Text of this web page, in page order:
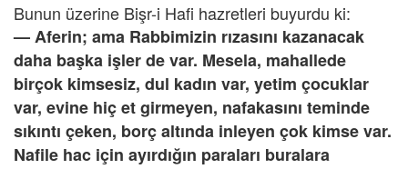
Bunun üzerine Bişr-i Hafi hazretleri buyurdu ki:
— Aferin; ama Rabbimizin rızasını kazanacak
daha başka işler de var. Mesela, mahallede
birçok kimsesiz, dul kadın var, yetim çocuklar
var, evine hiç et girmeyen, nafakasını teminde
sıkıntı çeken, borç altında inleyen çok kimse var.
Nafile hac için ayırdığın paraları buralara